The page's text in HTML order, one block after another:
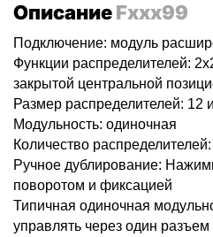
ОписаниеFxxx99
Подключение: модуль
Функции распределителей:
закрытой центральной
Размер распределителей: 12
Модульность: одиночная
Количество
Ручное дублирование:
поворотом и фиксацией
Типичная одиночная
управлять через один разъем